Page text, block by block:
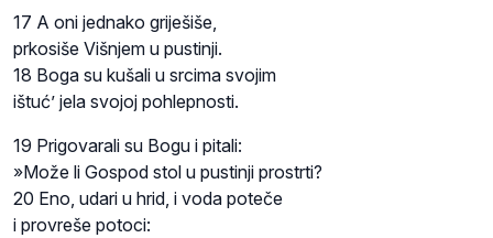
17 A oni jednako griješiše,
prkosiše Višnjem u pustinji.
18 Boga su kušali u srcima svojim
ištuć’ jela svojoj pohlepnosti.
19 Prigovarali su Bogu i pitali:
»Može li Gospod stol u pustinji prostrti?
20 Eno, udari u hrid, i voda poteče
i provreše potoci: